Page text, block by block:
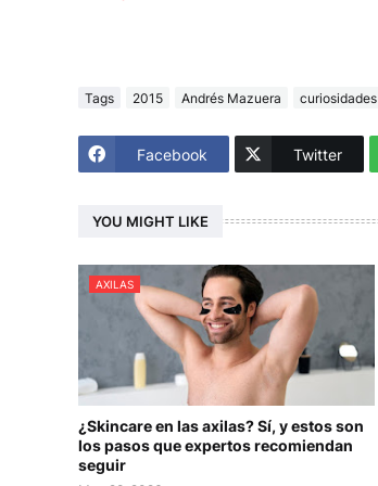
Tags 2015 Andrés Mazuera curiosidades
Facebook Twitter
YOU MIGHT LIKE
AXILAS
¿Skincare en las axilas? Sí, y estos son
los pasos que expertos recomiendan
seguir